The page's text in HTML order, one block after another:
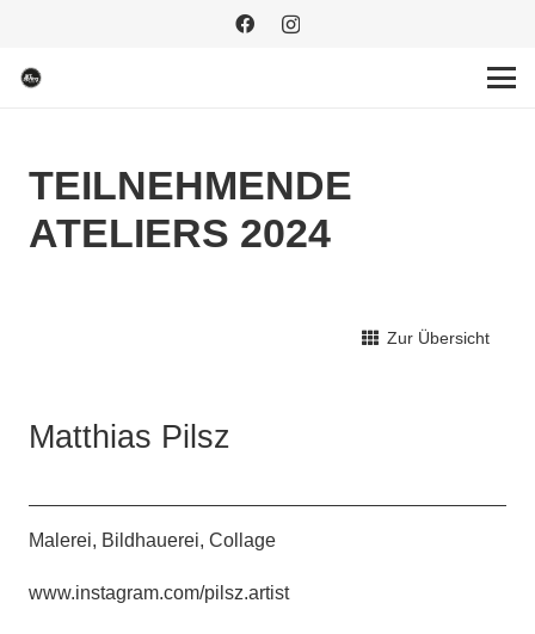
TEILNEHMENDE
ATELIERS 2024
Zur Übersicht
Matthias Pilsz
Malerei, Bildhauerei, Collage
www.instagram.com/pilsz.artist